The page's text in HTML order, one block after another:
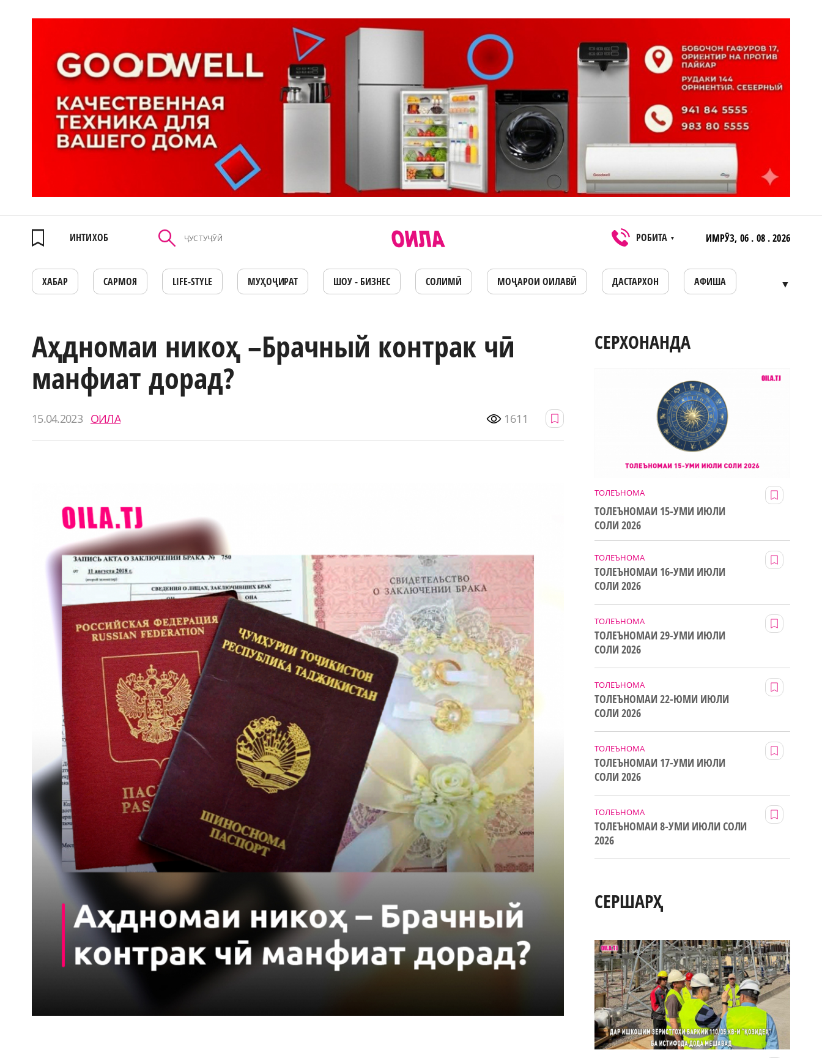
ИНТИХОБ РОБИТА ▼ ИМРӮЗ, 06 . 08 . 2026
ХАБАР САРМОЯ LIFE-STYLE МУҲОҶИРАТ ШОУ - БИЗНЕС СОЛИМӢ МОҶАРОИ ОИЛАВӢ ДАСТАРХОН АФИША ▼
Аҳдномаи никоҳ –Брачный контрак чӣ
манфиат дорад?
15.04.2023 ОИЛА 1611
СЕРХОНАНДА
ТОЛЕЪНОМА
ТОЛЕЪНОМАИ 15-УМИ ИЮЛИ
СОЛИ 2026
ТОЛЕЪНОМА
ТОЛЕЪНОМАИ 16-УМИ ИЮЛИ
СОЛИ 2026
ТОЛЕЪНОМА
ТОЛЕЪНОМАИ 29-УМИ ИЮЛИ
СОЛИ 2026
ТОЛЕЪНОМА
ТОЛЕЪНОМАИ 22-ЮМИ ИЮЛИ
СОЛИ 2026
ТОЛЕЪНОМА
ТОЛЕЪНОМАИ 17-УМИ ИЮЛИ
СОЛИ 2026
ТОЛЕЪНОМА
ТОЛЕЪНОМАИ 8-УМИ ИЮЛИ СОЛИ
2026
СЕРШАРҲ